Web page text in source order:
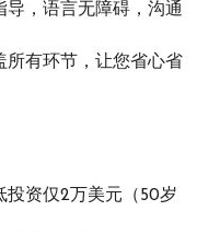
导，语言无障碍，沟通
所有环节，让您省心省
投资仅2万美元（50岁